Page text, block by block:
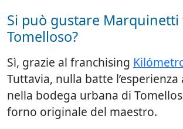
Si può gustare
Tomelloso?
Sì, grazie al franchising
Tuttavia, nulla batte
nella bodega urbana di
forno originale del maestro.